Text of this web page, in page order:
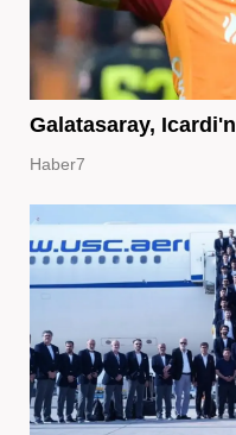
Galatasaray,
Haber7